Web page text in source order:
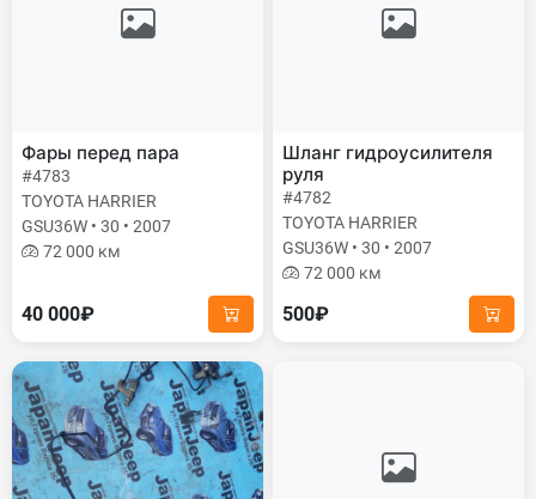
Фары перед пара
#4783
TOYOTA HARRIER
GSU36W • 30 • 2007
72 000 км
40 000₽
Шланг гидроусилителя
руля
#4782
TOYOTA HARRIER
GSU36W • 30 • 2007
72 000 км
500₽